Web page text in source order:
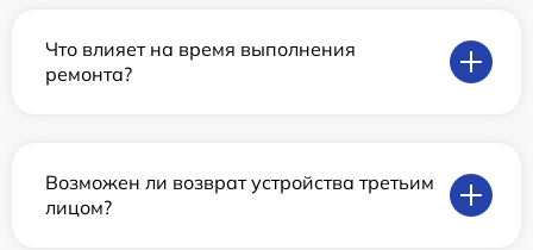
Что влияет на время выполнения
ремонта?
Возможен ли возврат устройства третьим
лицом?